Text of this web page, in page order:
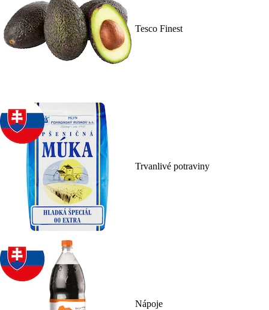
Tesco Finest
Trvanlivé potraviny
Nápoje